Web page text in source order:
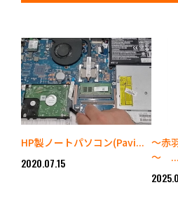
HP製ノートパソコン(Pavi...
2020.07.15
～赤
～ ...